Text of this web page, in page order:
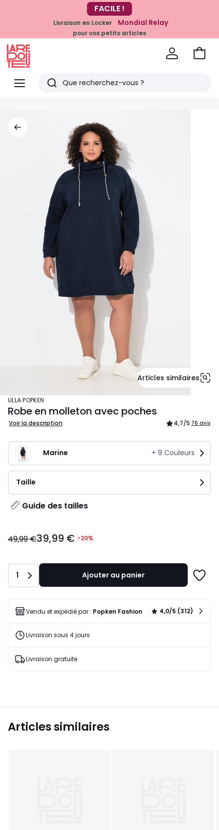
-20% dès 39€*
sur la mode
FACILE !
Livraison en Locker Mondial Relay
pour vos petits articles
Menu
Redoute
Rechercher
Voir
Articles similaires
ULLA POPKEN
Robe en molleton avec poches
Voir la description 4,7/5 76 avis
Marine + 9 Couleurs
Taille
Guide des tailles
€
49,99
€
de
réduction
49,99 €39,99 € -20%
Quantité
1 Ajouter au panier
liste
Vendu et expédié par : Popken Fashion 4,0/5 (312)
Livraison sous 4 jours
Livraison gratuite
Articles similaires